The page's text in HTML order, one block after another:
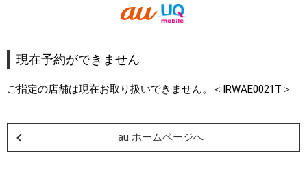
現在予約ができません
ご指定の店舗は現在お取り扱いできません。＜IRWAE0021T＞
au ホームページへ